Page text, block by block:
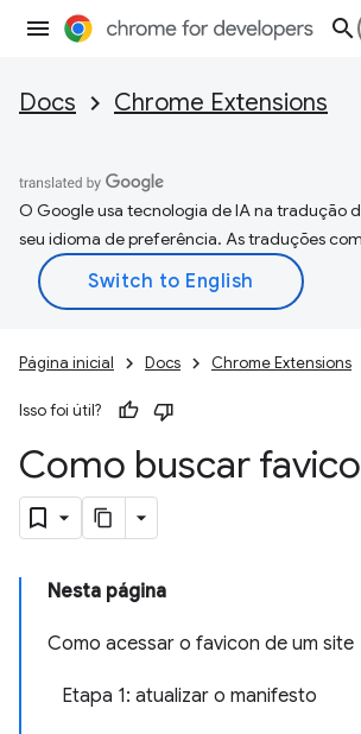
Docs Chrome Extensions
O Google usa tecnologia de IA na tradução
seu idioma de preferência. As traduções
Página inicial Docs Chrome Extensions
Isso foi útil?
Como buscar
Nesta página
Como acessar o favicon de um site
Etapa 1: atualizar o manifesto